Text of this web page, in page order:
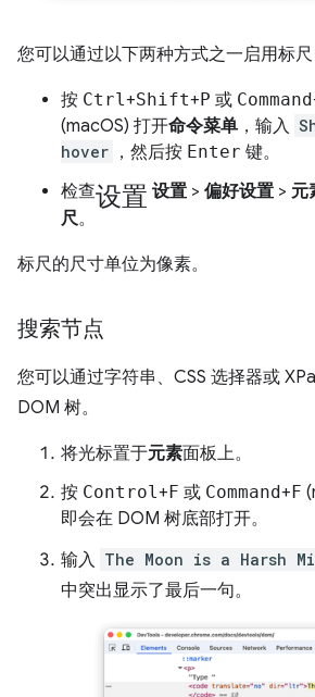
您可以通过以下两种方式之一启用标尺
按 Ctrl+Shift+ P 或 Command
(macOS) 打开命令菜单 ，输入
hover ，然后按 Enter 键。
检查设置 设置 > 偏好设置 > 元
尺。
标尺的尺寸单位为像素。
搜索节点
您可以通过字符串、CSS 选择器或
DOM 树。
将光标置于元素面板上。
按 Control+ F 或 Command+ F
即会在 DOM 树底部打开。
输入 The Moon is a Harsh
中突出显示了最后一句。